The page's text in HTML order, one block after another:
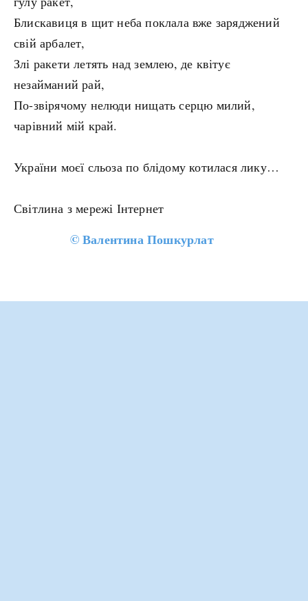
Блискавиця в щит неба поклала вже заряджений
свій арбалет,
Злі ракети летять над землею, де квітує
незайманий рай,
По-звірячому нелюди нищать серцю милий,
чарівний мій край.
України моєї сльоза по блідому котилася лику…
Світлина з мережі Інтернет
©Валентина Пошкурлат